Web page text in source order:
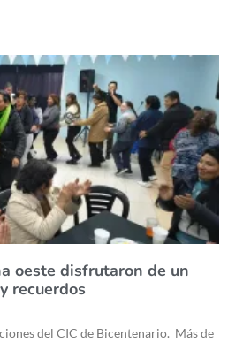
oeste disfrutaron de un
recuerdos
del CIC de Bicentenario. Más de